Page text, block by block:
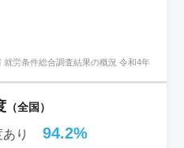
就労条件総合調査結果の概況 令和4年
（全国）
り 94.2%